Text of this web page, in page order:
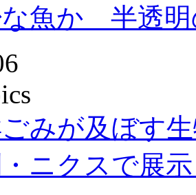
魚か 半透明
ごみが及ぼす
ニクスで展